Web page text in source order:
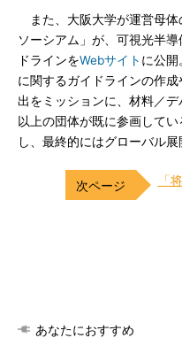
また、大阪大学が運営母体
ソーシアム」が、可視光半
ドラインをWebサイト に公開
に関するガイドラインの作
出をミッションに、材料／
以上の団体が既に参画して
し、最終的にはグローバル展
「
あなたにおすすめ